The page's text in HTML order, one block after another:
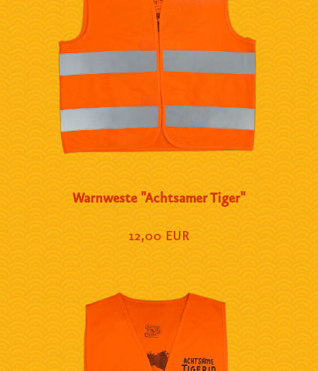
Warnweste "Achtsamer Tiger"
12,00 EUR